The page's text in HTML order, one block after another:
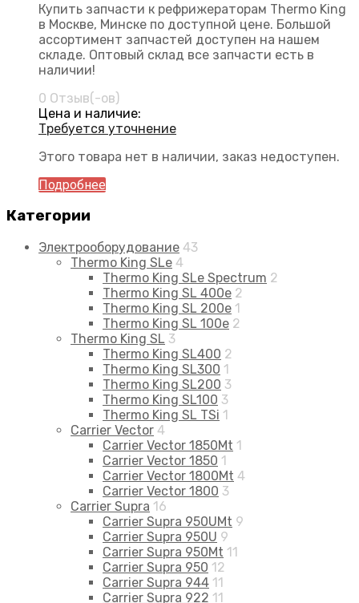
Купить запчасти к рефрижераторам Thermo King
в Москве, Минске по доступной цене. Большой
ассортимент запчастей доступен на нашем
складе. Оптовый склад все запчасти есть в
наличии!
0 Отзыв(-ов)
Цена и наличие:
Требуется уточнение
Этого товара нет в наличии, заказ недоступен.
Подробнее
Категории
Электрооборудование 43
Thermo King SLe 4
Thermo King SLe Spectrum 2
Thermo King SL 400e 2
Thermo King SL 200e 1
Thermo King SL 100e 2
Thermo King SL 3
Thermo King SL400 2
Thermo King SL300 1
Thermo King SL200 3
Thermo King SL100 3
Thermo King SL TSi 1
Carrier Vector 4
Carrier Vector 1850Mt 1
Carrier Vector 1850 1
Carrier Vector 1800Mt 4
Carrier Vector 1800 3
Carrier Supra 16
Carrier Supra 950UMt 9
Carrier Supra 950U 9
Carrier Supra 950Mt 11
Carrier Supra 950 12
Carrier Supra 944 11
Carrier Supra 922 11